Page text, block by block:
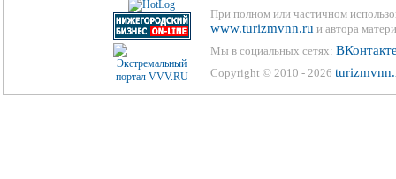
При полном или частичном
www.turizmvnn.ru и автора
Мы в социальных сетях:
Copyright © 2010 - 2026